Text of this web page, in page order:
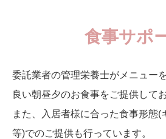
食事サポ
委託業者の管理栄養士がメニュー
良い朝昼夕のお食事をご提供して
また、入居者様に合った食事形態(
等)でのご提供も行っています。